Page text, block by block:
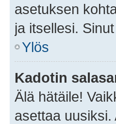
asetuksen
ja itsellesi.
Ylös
Kadotin
Älä hätäile!
asettaa